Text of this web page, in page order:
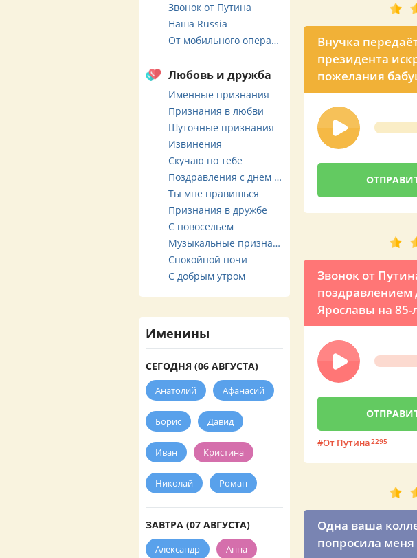
Внучка
президента
пожелания
Звонок от
поздравлением
Ярославы на 85-
От Путина2295
Одна ваша
попросила меня
Звонок от Путина
Наша Russia
От мобильного оператора
Любовь и дружба
Именные признания
Признания в любви
Шуточные признания
Извинения
Скучаю по тебе
Поздравления с днем свадьбы
Ты мне нравишься
Признания в дружбе
С новосельем
Музыкальные признания
Спокойной ночи
С добрым утром
Именины
СЕГОДНЯ (06 АВГУСТА)
Анатолий Афанасий
Борис Давид
Иван Кристина
Николай Роман
ЗАВТРА (07 АВГУСТА)
Александр Анна